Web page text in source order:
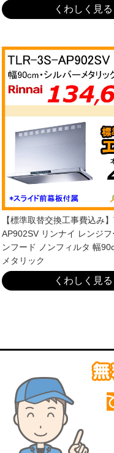
くわしく見る
【標準取替交換工事費込み
AP902SV リンナイ レンジ
ンフード ノンフィルタ 幅
メタリック
くわしく見る